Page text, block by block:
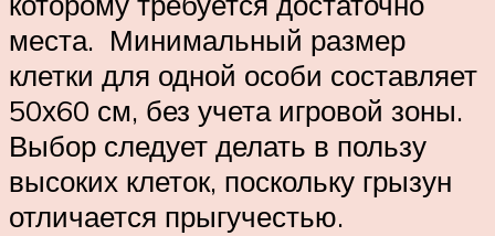
места. Минимальный размер
клетки для одной особи составляет
50х60 см, без учета игровой зоны.
Выбор следует делать в пользу
высоких клеток, поскольку грызун
отличается прыгучестью.